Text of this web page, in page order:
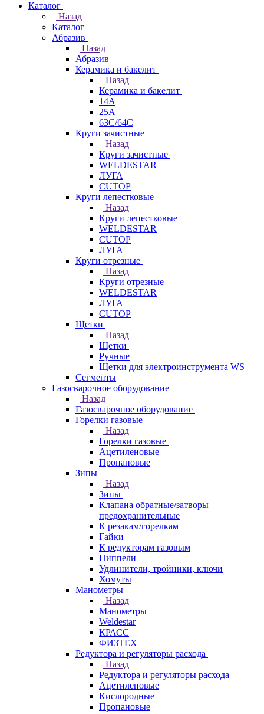
Каталог
Назад
Каталог
Абразив
Назад
Абразив
Керамика и бакелит
Назад
Керамика и бакелит
14А
25А
63С/64С
Круги зачистные
Назад
Круги зачистные
WELDESTAR
ЛУГА
CUTOP
Круги лепестковые
Назад
Круги лепестковые
WELDESTAR
CUTOP
ЛУГА
Круги отрезные
Назад
Круги отрезные
WELDESTAR
ЛУГА
CUTOP
Щетки
Назад
Щетки
Ручные
Щетки для электроинструмента WS
Сегменты
Газосварочное оборудование
Назад
Газосварочное оборудование
Горелки газовые
Назад
Горелки газовые
Ацетиленовые
Пропановые
Зипы
Назад
Зипы
Клапана обратные/затворы
предохранительные
К резакам/горелкам
Гайки
К редукторам газовым
Ниппели
Удлинители, тройники, ключи
Хомуты
Манометры
Назад
Манометры
Weldestar
КРАСС
ФИЗТЕХ
Редуктора и регуляторы расхода
Назад
Редуктора и регуляторы расхода
Ацетиленовые
Кислородные
Пропановые